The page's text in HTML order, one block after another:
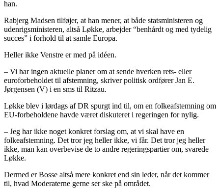
han.
Rabjerg Madsen tilføjer, at han mener, at både statsministeren og
udenrigsministeren, altså Løkke, arbejder “benhårdt og med tydelig
succes” i forhold til at samle Europa.
Heller ikke Venstre er med på idéen.
– Vi har ingen aktuelle planer om at sende hverken rets- eller
euroforbeholdet til afstemning, skriver politisk ordfører Jan E.
Jørgensen (V) i en sms til Ritzau.
Løkke blev i lørdags af DR spurgt ind til, om en folkeafstemning om
EU-forbeholdene havde været diskuteret i regeringen for nylig.
– Jeg har ikke noget konkret forslag om, at vi skal have en
folkeafstemning. Det tror jeg heller ikke, vi får. Det tror jeg heller
ikke, man kan overbevise de to andre regeringspartier om, svarede
Løkke.
Dermed er Bosse altså mere konkret end sin leder, når det kommer
til, hvad Moderaterne gerne ser ske på området.